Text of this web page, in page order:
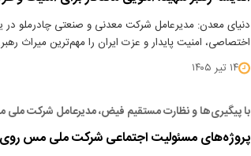
دنیای معدن: مدیرعامل شرکت معدنی و صنعتی چادرملو در
اختصاصی، امنیت پایدار و عزت ایران را مهم‌ترین میراث‌
۱۴ تیر ۱۴۰۵
با پیگیری‌ها و نظارت مستقیم فیض، مدیرعامل شرکت
پروژه‌های مسئولیت اجتماعی شرکت ملی مس